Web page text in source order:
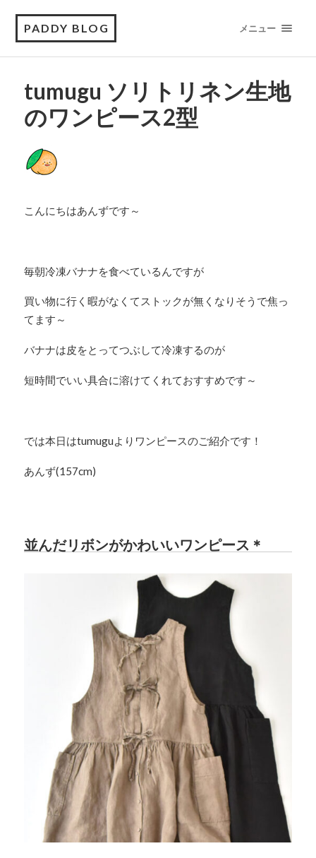
PADDY BLOG メニュー
tumugu ソリトリネン生地
のワンピース2型
こんにちはあんずです～
毎朝冷凍バナナを食べているんですが
買い物に行く暇がなくてストックが無くなりそうで焦っ
てます～
バナナは皮をとってつぶして冷凍するのが
短時間でいい具合に溶けてくれておすすめです～
では本日はtumuguよりワンピースのご紹介です！
あんず(157cm)
並んだリボンがかわいいワンピース＊